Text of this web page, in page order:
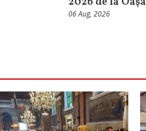
06 Aug, 2026